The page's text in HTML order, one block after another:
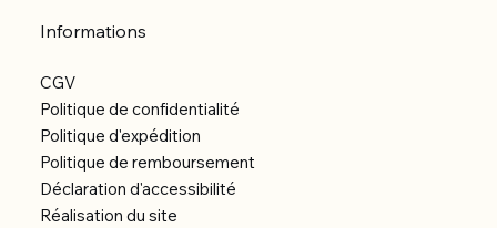
Informations
CGV
Politique de confidentialité
Politique d'expédition
Politique de remboursement
Déclaration d'accessibilité
Réalisation du site